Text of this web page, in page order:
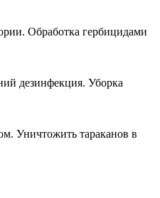
Обработка гербицидами
дезинфекция. Уборка
Уничтожить тараканов в